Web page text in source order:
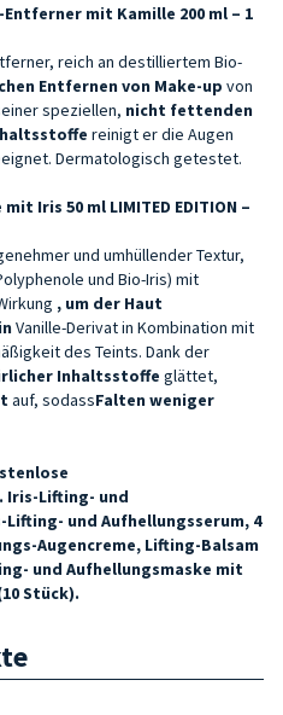
mit Kamille 200 ml – 1
reich an destilliertem Bio-
Entfernen von Make-up von
speziellen, nicht fettenden
reinigt er die Augen
Dermatologisch getestet.
Iris 50 ml LIMITED EDITION –
und umhüllender Textur,
und Bio-Iris) mit
, um der Haut
Vanille-Derivat in Kombination mit
des Teints. Dank der
Inhaltsstoffe glättet,
auf, sodassFalten weniger
Iris-Lifting- und
und Aufhellungsserum, 4
Augencreme, Lifting-Balsam
und Aufhellungsmaske mit
Stück).